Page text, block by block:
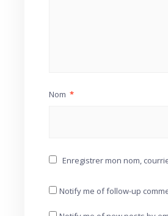
Nom *
Enregistrer mon nom,
Notify me of follow-up